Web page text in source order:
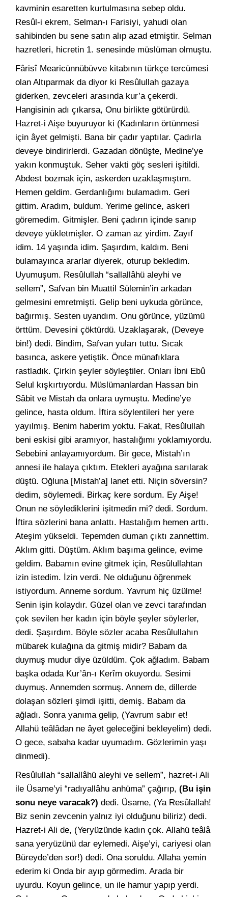
kavminin esaretten kurtulmasına sebep oldu.
Resûl-i ekrem, Selman-ı Farisiyi, yahudi olan
sahibinden bu sene satın alıp azad etmiştir. Selman
hazretleri, hicretin 1. senesinde müslüman olmuştu.
Fârisî Mearicünnübüvve kitabının türkçe tercümesi
olan Altıparmak da diyor ki Resûlullah gazaya
giderken, zevceleri arasında kur’a çekerdi.
Hangisinin adı çıkarsa, Onu birlikte götürürdü.
Hazret-i Aişe buyuruyor ki (Kadınların örtünmesi
için âyet gelmişti. Bana bir çadır yaptılar. Çadırla
deveye bindirirlerdi. Gazadan dönüşte, Medine’ye
yakın konmuştuk. Seher vakti göç sesleri işitildi.
Abdest bozmak için, askerden uzaklaşmıştım.
Hemen geldim. Gerdanlığımı bulamadım. Geri
gittim. Aradım, buldum. Yerime gelince, askeri
göremedim. Gitmişler. Beni çadırın içinde sanıp
deveye yükletmişler. O zaman az yirdim. Zayıf
idim. 14 yaşında idim. Şaşırdım, kaldım. Beni
bulamayınca ararlar diyerek, oturup bekledim.
Uyumuşum. Resûlullah “sallallâhü aleyhi ve
sellem”, Safvan bin Muattil Sülemin’in arkadan
gelmesini emretmişti. Gelip beni uykuda görünce,
bağırmış. Sesten uyandım. Onu görünce, yüzümü
örttüm. Devesini çöktürdü. Uzaklaşarak, (Deveye
bin!) dedi. Bindim, Safvan yuları tuttu. Sıcak
basınca, askere yetiştik. Önce münafıklara
rastladık. Çirkin şeyler söyleştiler. Onları İbni Ebû
Selul kışkırtıyordu. Müslümanlardan Hassan bin
Sâbit ve Mistah da onlara uymuştu. Medine’ye
gelince, hasta oldum. İftira söylentileri her yere
yayılmış. Benim haberim yoktu. Fakat, Resûlullah
beni eskisi gibi aramıyor, hastalığımı yoklamıyordu.
Sebebini anlayamıyordum. Bir gece, Mistah’ın
annesi ile halaya çıktım. Etekleri ayağına sarılarak
düştü. Oğluna [Mistah’a] lanet etti. Niçin söversin?
dedim, söylemedi. Birkaç kere sordum. Ey Aişe!
Onun ne söylediklerini işitmedin mi? dedi. Sordum.
İftira sözlerini bana anlattı. Hastalığım hemen arttı.
Ateşim yükseldi. Tepemden duman çıktı zannettim.
Aklım gitti. Düştüm. Aklım başıma gelince, evime
geldim. Babamın evine gitmek için, Resûlullahtan
izin istedim. İzin verdi. Ne olduğunu öğrenmek
istiyordum. Anneme sordum. Yavrum hiç üzülme!
Senin işin kolaydır. Güzel olan ve zevci tarafından
çok sevilen her kadın için böyle şeyler söylerler,
dedi. Şaşırdım. Böyle sözler acaba Resûlullahın
mübarek kulağına da gitmiş midir? Babam da
duymuş mudur diye üzüldüm. Çok ağladım. Babam
başka odada Kur’ân-ı Kerîm okuyordu. Sesimi
duymuş. Annemden sormuş. Annem de, dillerde
dolaşan sözleri şimdi işitti, demiş. Babam da
ağladı. Sonra yanıma gelip, (Yavrum sabır et!
Allahü teâlâdan ne âyet geleceğini bekleyelim) dedi.
O gece, sabaha kadar uyumadım. Gözlerimin yaşı
dinmedi).
Resûlullah “sallallâhü aleyhi ve sellem”, hazret-i Ali
ile Üsame’yi “radıyallâhu anhüma” çağırıp, (Bu işin
sonu neye varacak?) dedi. Üsame, (Ya Resûlallah!
Biz senin zevcenin yalnız iyi olduğunu biliriz) dedi.
Hazret-i Ali de, (Yeryüzünde kadın çok. Allahü teâlâ
sana yeryüzünü dar eylemedi. Aişe’yi, cariyesi olan
Büreyde’den sor!) dedi. Ona soruldu. Allaha yemin
ederim ki Onda bir ayıp görmedim. Arada bir
uyurdu. Koyun gelince, un ile hamur yapıp yerdi.